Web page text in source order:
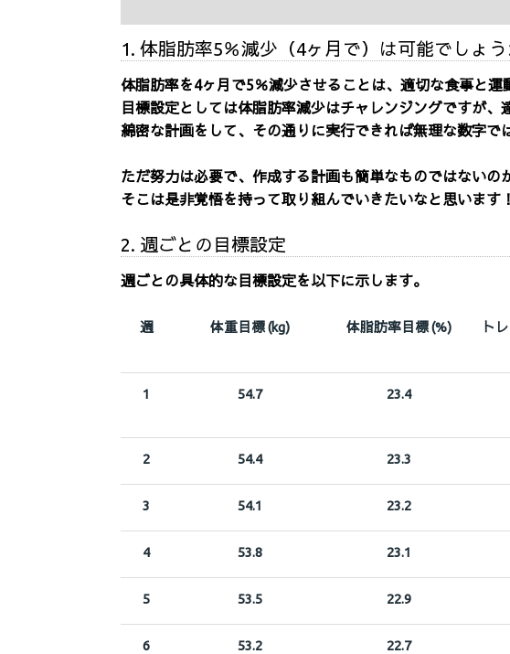
1. 体脂肪率5％減少（4ヶ月で）は可能でしょう
体脂肪率を4ヶ月で5％減少させることは、適切な食事と運
目標設定としては体脂肪率減少はチャレンジングですが、
綿密な計画をして、その通りに実行できれば無理な数字で
ただ努力は必要で、作成する計画も簡単なものではないの
そこは是非覚悟を持って取り組んでいきたいなと思います
2. 週ごとの目標設定
週ごとの具体的な目標設定を以下に示します。
週 体重目標 (kg) 体脂肪率目標 (%)
ト
1 54.7 23.4
2 54.4 23.3
3 54.1 23.2
4 53.8 23.1
5 53.5 22.9
6 53.2 22.7